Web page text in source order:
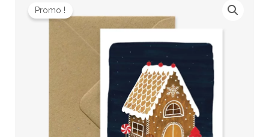
Promo !prix
initial
était :
4,00 €.
prix
actuel
est :
3,12 €.